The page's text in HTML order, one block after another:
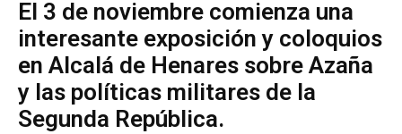
El 3 de noviembre comienza una
interesante exposición y coloquios
en Alcalá de Henares sobre Azaña
y las políticas militares de la
Segunda República.